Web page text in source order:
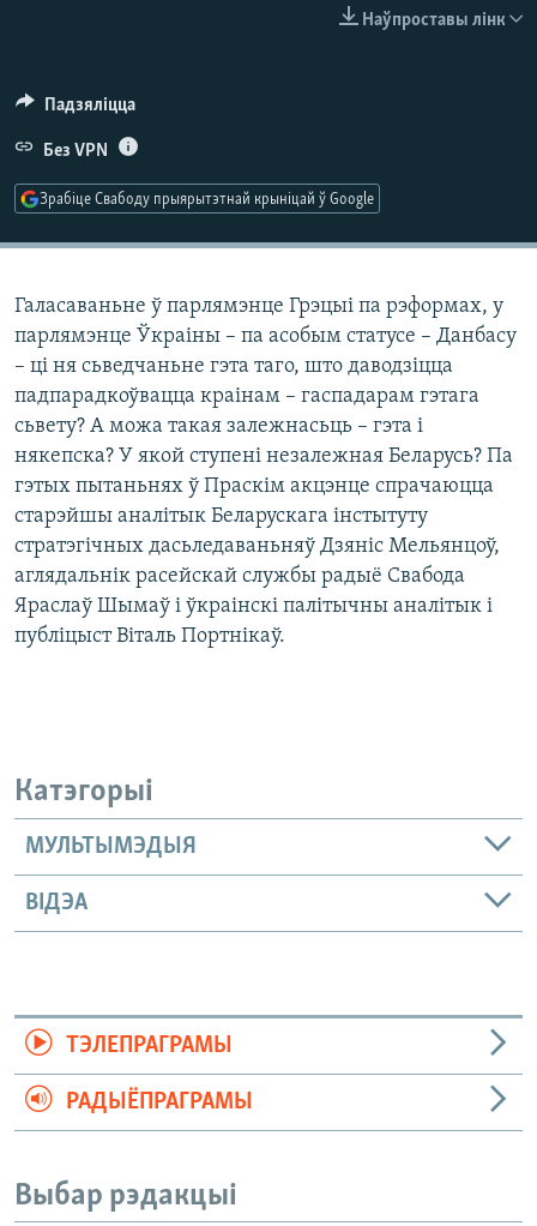
Наўпроставы лінк
Падзяліцца
Без VPN
Зрабіце Свабоду прыярытэтнай крыніцай ў Google
Галасаваньне ў парлямэнце Грэцыі па рэформах, у
парлямэнце Ўкраіны – па асобым статусе – Данбасу
– ці ня сьведчаньне гэта таго, што даводзіцца
падпарадкоўвацца краінам – гаспадарам гэтага
сьвету? А можа такая залежнасьць – гэта і
някепска? У якой ступені незалежная Беларусь? Па
гэтых пытаньнях ў Праскім акцэнце спрачаюцца
старэйшы аналітык Беларускага інстытуту
стратэгічных дасьледаваньняў Дзяніс Мельянцоў,
аглядальнік расейскай службы радыё Свабода
Яраслаў Шымаў і ўкраінскі палітычны аналітык і
публіцыст Віталь Портнікаў.
Катэгорыі
МУЛЬТЫМЭДЫЯ
ВІДЭА
ТЭЛЕПРАГРАМЫ
РАДЫЁПРАГРАМЫ
Выбар рэдакцыі